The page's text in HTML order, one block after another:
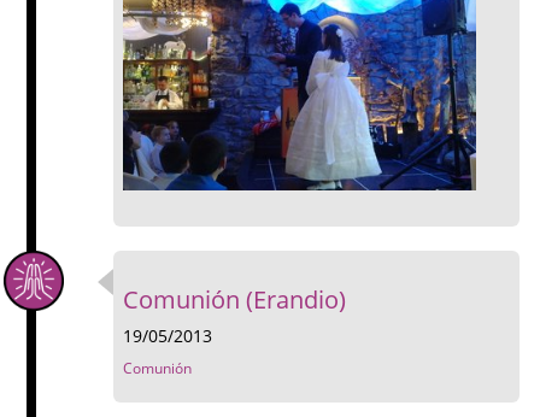
Comunión (Erandio)
19/05/2013
Comunión